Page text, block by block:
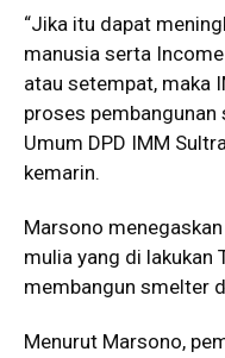
“Jika itu dapat
manusia serta
atau setempat, maka
proses pembangunan
Umum DPD IMM
kemarin.
Marsono
mulia yang di lakukan
membangun smelter
Menurut Marsono,